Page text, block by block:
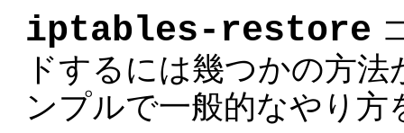
iptables-restore
ドするには幾つかの方
ンプルで一般的なやり